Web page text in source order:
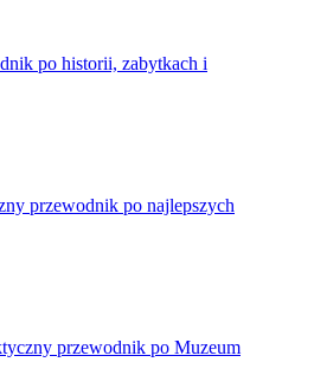
po historii, zabytkach i
przewodnik po najlepszych
przewodnik po Muzeum